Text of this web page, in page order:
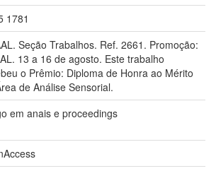
1781
Seção Trabalhos. Ref. 2661. Promoção:
13 a 16 de agosto. Este trabalho
o Prêmio: Diploma de Honra ao Mérito
de Análise Sensorial.
em anais e proceedings